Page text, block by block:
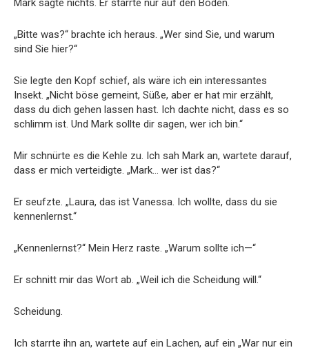
Mark sagte nichts. Er starrte nur auf den Boden.
„Bitte was?“ brachte ich heraus. „Wer sind Sie, und warum
sind Sie hier?“
Sie legte den Kopf schief, als wäre ich ein interessantes
Insekt. „Nicht böse gemeint, Süße, aber er hat mir erzählt,
dass du dich gehen lassen hast. Ich dachte nicht, dass es so
schlimm ist. Und Mark sollte dir sagen, wer ich bin.“
Mir schnürte es die Kehle zu. Ich sah Mark an, wartete darauf,
dass er mich verteidigte. „Mark… wer ist das?“
Er seufzte. „Laura, das ist Vanessa. Ich wollte, dass du sie
kennenlernst.“
„Kennenlernst?“ Mein Herz raste. „Warum sollte ich—“
Er schnitt mir das Wort ab. „Weil ich die Scheidung will.“
Scheidung.
Ich starrte ihn an, wartete auf ein Lachen, auf ein „War nur ein